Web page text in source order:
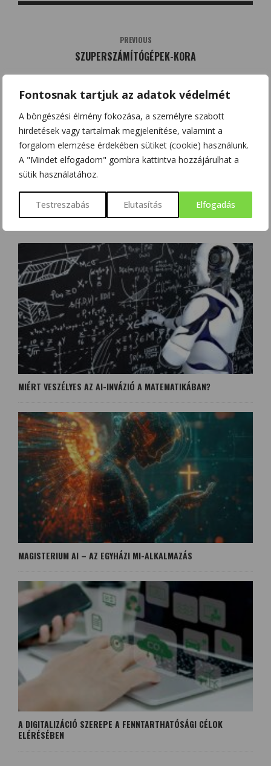
Fontosnak tartjuk az adatok védelmét
A böngészési élmény fokozása, a személyre szabott
hirdetések vagy tartalmak megjelenítése, valamint a
forgalom elemzése érdekében sütiket (cookie) használunk.
A "Mindet elfogadom" gombra kattintva hozzájárulhat a
sütik használatához.
Testreszabás Elutasítás Elfogadás
PREVIOUS
SZUPERSZÁMÍTÓGÉPEK-KORA
NEXT
IDEÁLIS ÉPÜLETHŐMÉRSÉKLET? ITT A
HŐKOMFORT-MÉRŐ BÁBU!
KAPCSOLÓDÓ BEJEGYZÉSEK
MIÉRT VESZÉLYES AZ AI-INVÁZIÓ A MATEMATIKÁBAN?
MAGISTERIUM AI – AZ EGYHÁZI MI-ALKALMAZÁS
A DIGITALIZÁCIÓ SZEREPE A FENNTARTHATÓSÁGI CÉLOK
ELÉRÉSÉBEN